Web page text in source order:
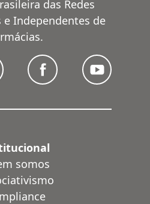
das Redes
Independentes de
somos